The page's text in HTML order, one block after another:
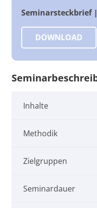
Seminarsteckbrief
DOWNLOAD
Inhalte
Methodik
Zielgruppen
Seminardauer